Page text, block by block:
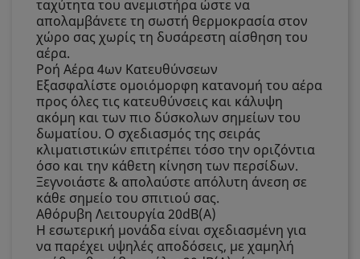
ταχύτητα του ανεμιστήρα ώστε να
απολαμβάνετε τη σωστή θερμοκρασία στον
χώρο σας χωρίς τη δυσάρεστη αίσθηση του
αέρα.
Ροή Αέρα 4ων Κατευθύνσεων
Εξασφαλίστε ομοιόμορφη κατανομή του αέρα
προς όλες τις κατευθύνσεις και κάλυψη
ακόμη και των πιο δύσκολων σημείων του
δωματίου. Ο σχεδιασμός της σειράς
κλιματιστικών επιτρέπει τόσο την οριζόντια
όσο και την κάθετη κίνηση των περσίδων.
Ξεγνοιάστε & απολαύστε απόλυτη άνεση σε
κάθε σημείο του σπιτιού σας.
Αθόρυβη Λειτουργία 20dB(Α)
Η εσωτερική μονάδα είναι σχεδιασμένη για
να παρέχει υψηλές αποδόσεις, με χαμηλή